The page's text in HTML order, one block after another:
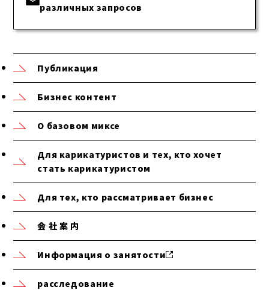
различных запросов
Публикация
Бизнес контент
О базовом миксе
Для карикатуристов и тех, кто хочет
стать карикатуристом
Для тех, кто рассматривает бизнес
会 社 案 内
Информация о занятости
расследование